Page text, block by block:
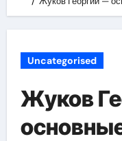
Uncategorised
Жуков